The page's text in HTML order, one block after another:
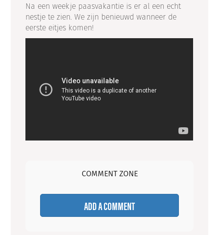
Na een weekje paasvakantie is er al een echt
nestje te zien. We zijn benieuwd wanneer de
eerste eitjes komen!
COMMENT ZONE
ADD A COMMENT